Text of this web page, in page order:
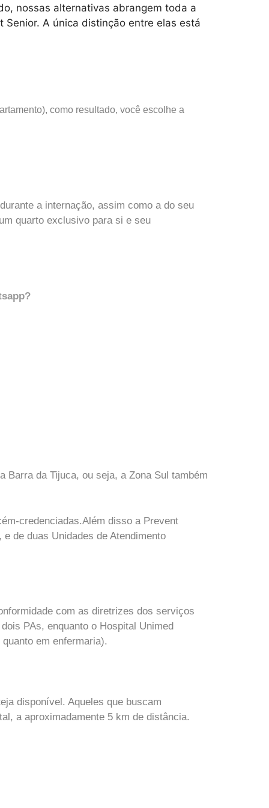
nossas alternativas abrangem toda a
A única distinção entre elas está
como resultado, você escolhe a
a internação, assim como a do seu
quarto exclusivo para si e seu
Barra da Tijuca, ou seja, a Zona Sul também
credenciadas.Além disso a Prevent
de duas Unidades de Atendimento
com as diretrizes dos serviços
PAs, enquanto o Hospital Unimed
em enfermaria).
disponível. Aqueles que buscam
a aproximadamente 5 km de distância.